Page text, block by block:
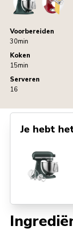
Voorbereiden
30min
Koken
15min
Serveren
16
Je hebt
Go toMIXER